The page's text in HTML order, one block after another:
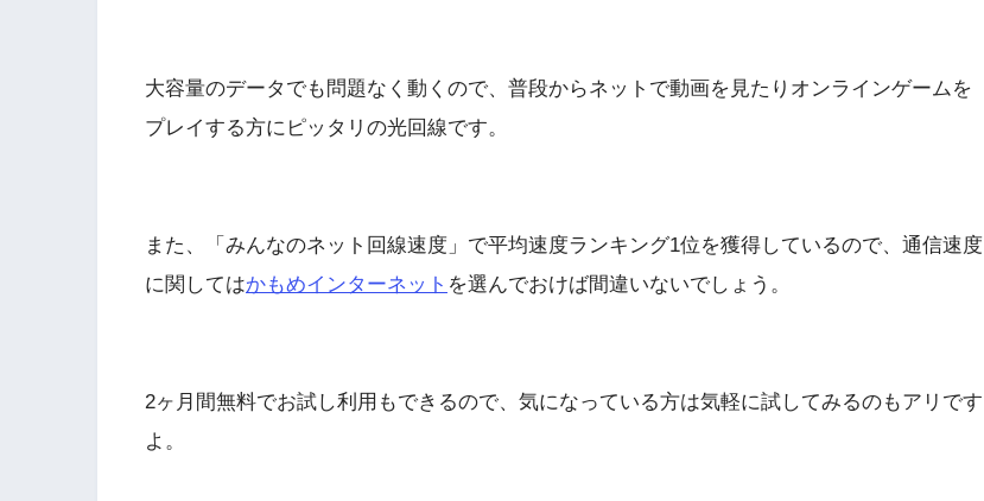
大容量のデータでも問題なく動くので、普段からネットで動画を見たりオンラインゲームを
プレイする方にピッタリの光回線です。
また、「みんなのネット回線速度」で平均速度ランキング1位を獲得しているので、通信速度
に関してはかもめインターネット を選んでおけば間違いないでしょう。
2ヶ月間無料でお試し利用もできるので、気になっている方は気軽に試してみるのもアリです
よ。